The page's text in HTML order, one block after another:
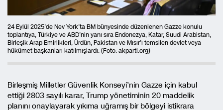
24 Eylül 2025’de Nev York’ta BM bünyesinde düzenlenen Gazze konulu
toplantıya, Türkiye ve ABD’nin yanı sıra Endonezya, Katar, Suudi Arabistan,
Birleşik Arap Emirlikleri, Ürdün, Pakistan ve Mısır’ı temsilen devlet veya
hükümet başkanları katılmışlardı. (Foto: akparti.org)
Birleşmiş Milletler Güvenlik Konseyi’nin Gazze için kabul
ettiği 2803 sayılı karar, Trump yönetiminin 20 maddelik
planını onaylayarak yıkıma uğramış bir bölgeyi istikrara